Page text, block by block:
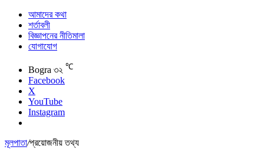
আমাদের কথা
শর্তাবলী
বিজ্ঞাপনের নীতিমালা
যোগাযোগ
Bogra ৩২ ℃
Facebook
X
YouTube
Instagram
মূলপাতা/প্রয়োজনীয় তথ্য